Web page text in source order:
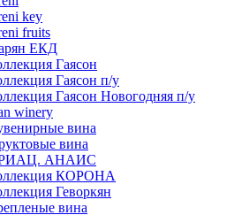
key
fruits
ЕКД
Гаясон
Гаясон п/у
Гаясон Новогодняя п/у
winery
вина
вина
АНАИС
КОРОНА
Геворкян
вина